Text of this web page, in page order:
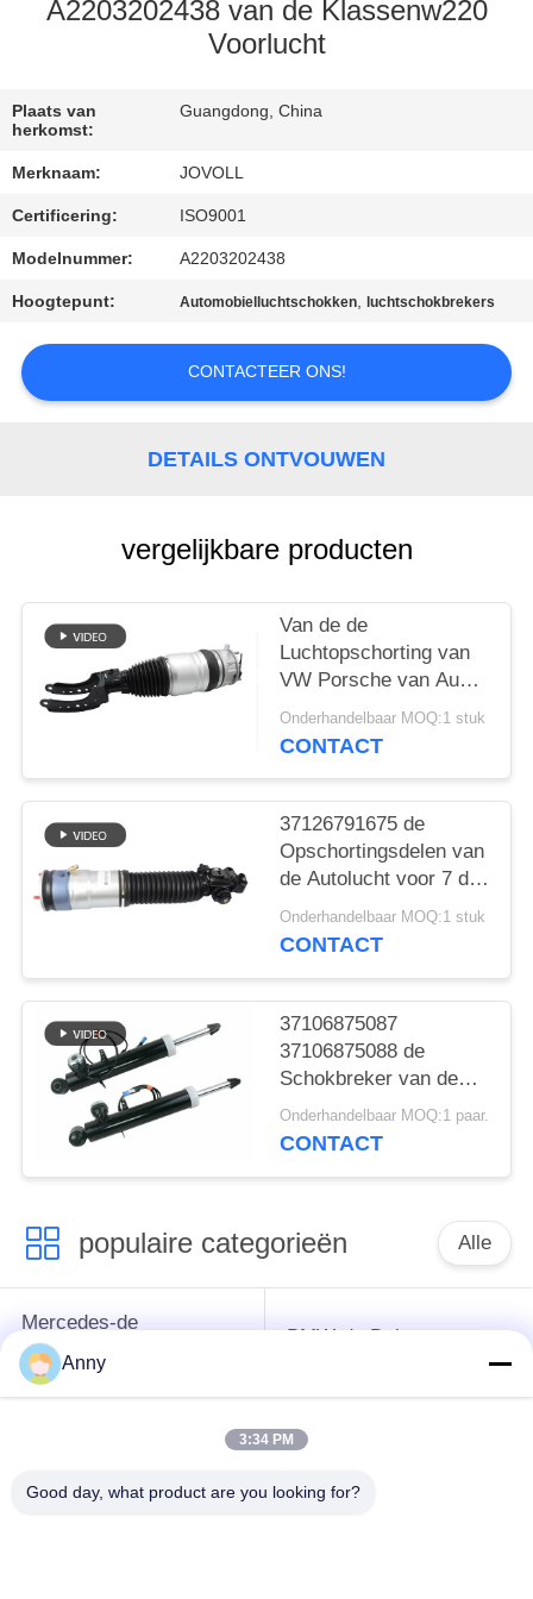
KWALITEITSCONTROLE
NEEM
CONTACT
OP
NIEUWS
POLICY
A2203202438 van de Klassenw220
Voorlucht
Plaats van
herkomst:
Guangdong, China
Merknaam: JOVOLL
Certificering: ISO9001
Modelnummer: A2203202438
Hoogtepunt: Automobielluchtschokken, luchtschokbrekers
CONTACTEER ONS!
DETAILS ONTVOUWEN
vergelijkbare producten
Van de de
Luchtopschorting van
VW Porsche van Audi
Q7 de Schokbreker
7P6616039N
Onderhandelbaar MOQ:1 stuk
CONTACT
37126791675 de
Opschortingsdelen van
de Autolucht voor 7 de
LenteSchokbreker van
de Reeksf01 F02 2008-
Onderhandelbaar MOQ:1 stuk
CONTACT
37106875087
37106875088 de
Schokbreker van de
Luchtopschorting voor
F16 F85 F86 van BMW
Onderhandelbaar MOQ:1 paar.
CONTACT
populaire categorieën Alle
Mercedes-de
Opschortingsdelen
van de Benzlucht
BMW-de Delen van
De Schokbreker van
Anny
3:34 PM
Good day, what product are you looking for?